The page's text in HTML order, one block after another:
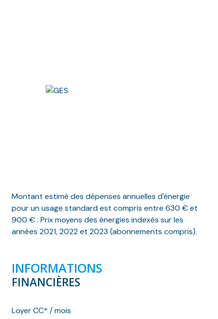
Montant estimé des dépenses annuelles d'énergie
pour un usage standard est compris entre 630 € et
900 € . Prix moyens des énergies indexés sur les
années 2021, 2022 et 2023 (abonnements compris).
INFORMATIONS
FINANCIÈRES
Loyer CC* / mois